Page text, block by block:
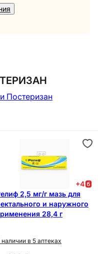
Постеризан
+4
2,5 мг/г мазь для
и наружного
28,4 г
наличии в 5 аптеках